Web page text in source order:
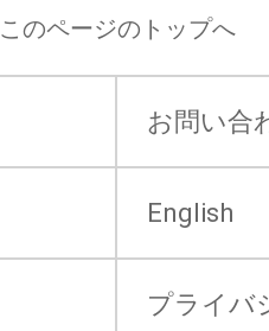
このページのトップへ
お問い合
English
プライバ